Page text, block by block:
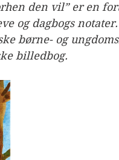
den vil” er en
og dagbogs
børne- og
billedbog.